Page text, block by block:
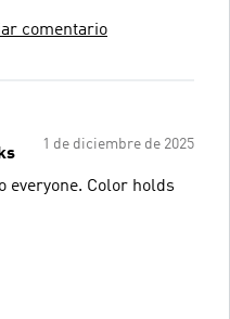
comentario
1 de diciembre de 2025
everyone. Color holds